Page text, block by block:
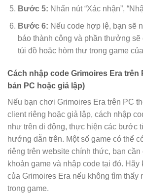
Bước 5: Nhấn nút “Xác nhận”,
Bước 6: Nếu code hợp lệ, bạn sẽ
báo thành công và phần thưởng
túi đồ hoặc hòm thư trong game
Cách nhập code Grimoires Era trên
bản PC hoặc giả lập)
Nếu bạn chơi Grimoires Era trên PC
client riêng hoặc giả lập, cách nhập
như trên di động, thực hiện các bước
hướng dẫn trên. Một số game có thể
riêng trên website chính thức, bạn cần
khoản game và nhập code tại đó. Hãy
của Grimoires Era nếu không tìm thấy
trong game.